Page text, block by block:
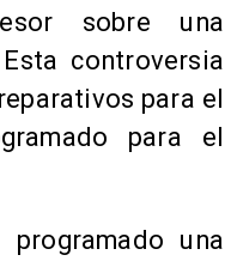
sobre una
controversia
para el
para el
programado una